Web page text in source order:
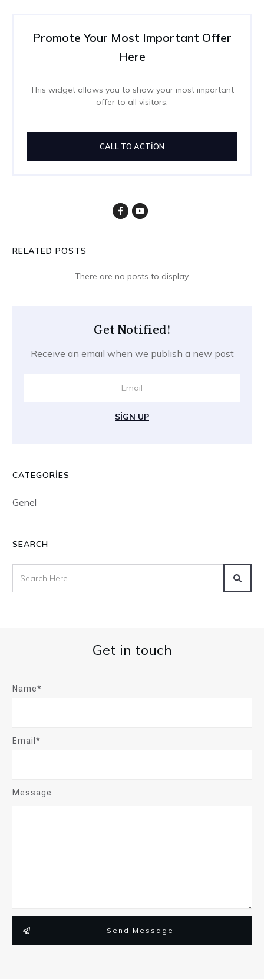
Promote Your Most Important Offer
Here
This widget allows you to show your most important
offer to all visitors.
CALL TO ACTION
RELATED POSTS
Get Notified!
Receive an email when we publish a new post
SIGN UP
CATEGORIES
Genel
SEARCH
Get in touch
Name*
Email*
Message
Send Message